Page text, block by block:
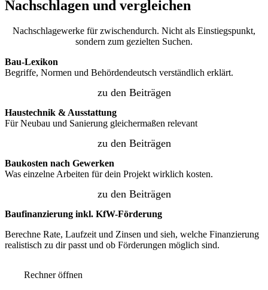
Nachschlagen und vergleichen
Nachschlagewerke für zwischendurch. Nicht als Einstiegspunkt,
sondern zum gezielten Suchen.
Bau-Lexikon
Begriffe, Normen und Behördendeutsch verständlich erklärt.
zu den Beiträgen
Haustechnik & Ausstattung
Für Neubau und Sanierung gleichermaßen relevant
zu den Beiträgen
Baukosten nach Gewerken
Was einzelne Arbeiten für dein Projekt wirklich kosten.
zu den Beiträgen
Baufinanzierung inkl. KfW-Förderung
Berechne Rate, Laufzeit und Zinsen und sieh, welche Finanzierung
realistisch zu dir passt und ob Förderungen möglich sind.
Rechner öffnen